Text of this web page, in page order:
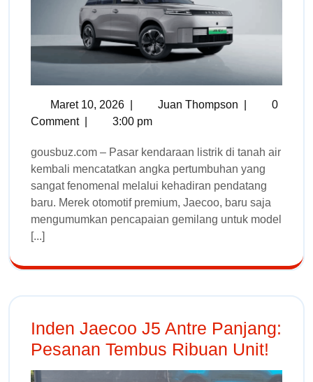
Maret 10, 2026 Juan Thompson
0
Comment
3:00 pm
gousbuz.com – Pasar kendaraan listrik di tanah air
kembali mencatatkan angka pertumbuhan yang
sangat fenomenal melalui kehadiran pendatang
baru. Merek otomotif premium, Jaecoo, baru saja
mengumumkan pencapaian gemilang untuk model
[...]
Inden Jaecoo J5 Antre Panjang:
Pesanan Tembus Ribuan Unit!